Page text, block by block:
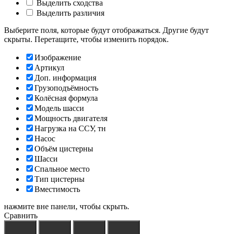
Выделить сходства
Выделить различия
Выберите поля, которые будут отображаться. Другие будут
скрыты. Перетащите, чтобы изменить порядок.
Изображение
Артикул
Доп. информация
Грузоподъёмность
Колёсная формула
Модель шасси
Мощность двигателя
Нагрузка на ССУ, тн
Насос
Объём цистерны
Шасси
Спальное место
Тип цистерны
Вместимость
нажмите вне панели, чтобы скрыть.
Сравнить